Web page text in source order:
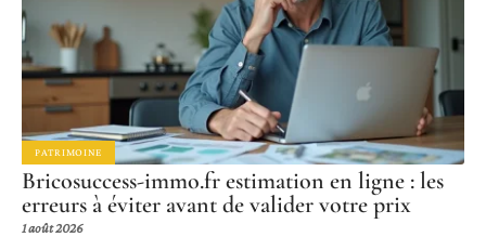
PATRIMOINE
Bricosuccess-immo.fr estimation en ligne : les
erreurs à éviter avant de valider votre prix
1 août 2026